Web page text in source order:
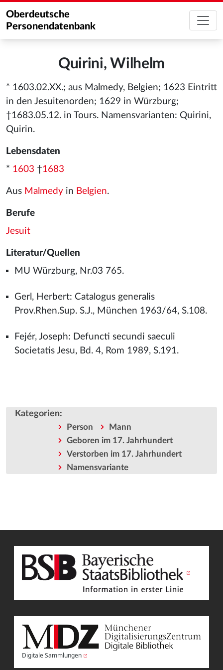
Oberdeutsche
Personendatenbank
Quirini, Wilhelm
* 1603.02.XX.; aus Malmedy, Belgien; 1623 Eintritt
in den Jesuitenorden; 1629 in Würzburg;
†1683.05.12. in Tours. Namensvarianten: Quirini,
Quirin.
Lebensdaten
* 1603 †1683
Aus Malmedy in Belgien.
Berufe
Jesuit
Literatur/Quellen
MU Würzburg, Nr.03 765.
Gerl, Herbert: Catalogus generalis
Prov.Rhen.Sup. S.J., München 1963/64, S.108.
Fejér, Joseph: Defuncti secundi saeculi
Societatis Jesu, Bd. 4, Rom 1989, S.191.
Kategorien:
Person
Mann
Geboren im 17. Jahrhundert
Verstorben im 17. Jahrhundert
Namensvariante
Digitale Sammlungen